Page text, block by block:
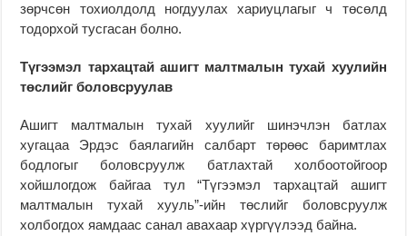
зөрчсөн тохиолдолд ногдуулах хариуцлагыг ч төсөлд
тодорхой тусгасан болно.
Түгээмэл тархацтай ашигт малтмалын тухай хуулийн
төслийг боловсруулав
Ашигт малтмалын тухай хуулийг шинэчлэн батлах
хугацаа Эрдэс баялагийн салбарт төрөөс баримтлах
бодлогыг боловсруулж батлахтай холбоотойгоор
хойшлогдож байгаа тул “Түгээмэл тархацтай ашигт
малтмалын тухай хууль”-ийн төслийг боловсруулж
холбогдох яамдаас санал авахаар хүргүүлээд байна.